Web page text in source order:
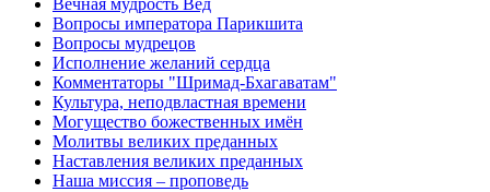
Вечная мудрость Вед
Вопросы императора Парикшита
Вопросы мудрецов
Исполнение желаний сердца
Комментаторы "Шримад-Бхагаватам"
Культура, неподвластная времени
Могущество божественных имён
Молитвы великих преданных
Наставления великих преданных
Наша миссия – проповедь